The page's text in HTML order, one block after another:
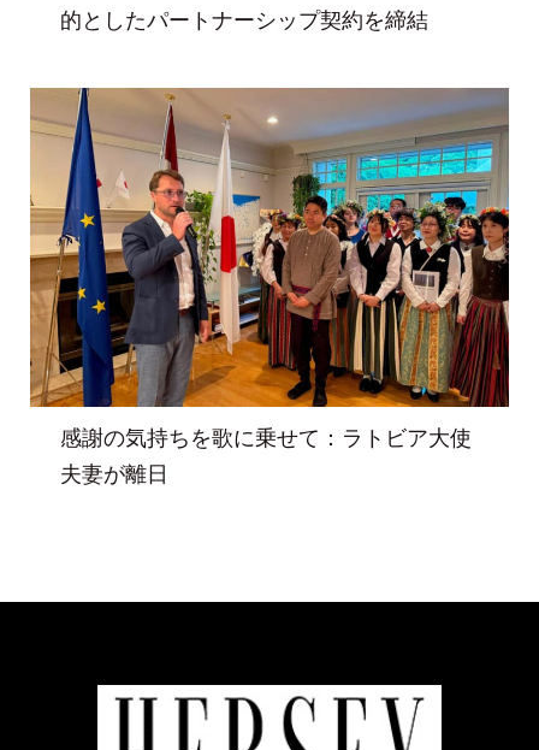
的としたパートナーシップ契約を締結
感謝の気持ちを歌に乗せて：ラトビア大使
夫妻が離日